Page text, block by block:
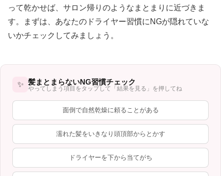
って乾かせば、サロン帰りのようなまとまりに近づきま
す。まずは、あなたのドライヤー習慣にNGが隠れていな
いかチェックしてみましょう。
✨ 髪まとまらないNG習慣チェック
やってしまう項目をタップして「結果を見る」を押してね
面倒で自然乾燥に頼ることがある
濡れた髪をいきなり頭頂部からとかす
ドライヤーを下から当てがち